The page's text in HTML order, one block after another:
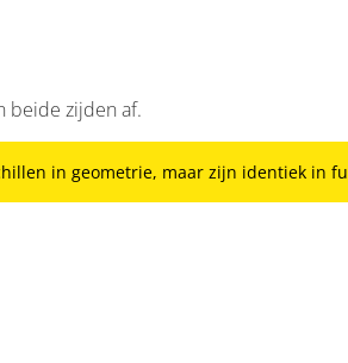
beide zijden af.
in geometrie, maar zijn identiek in